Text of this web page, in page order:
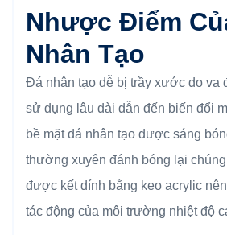
Nhược Điểm
Nhân Tạo
Đá nhân tạo dễ bị trầy xước do va
sử dụng lâu dài dẫn đến biến đổi
bề mặt đá nhân tạo được sáng
thường xuyên đánh bóng lại
được kết dính bằng keo acrylic
tác động của môi trường nhiệt độ